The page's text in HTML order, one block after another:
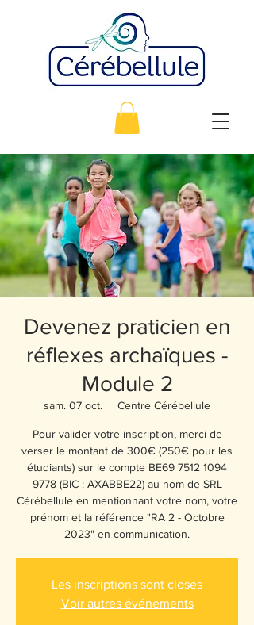
Devenez praticien en
réflexes archaïques -
Module 2
sam. 07 oct.
  |
Centre Cérébellule
Pour valider votre inscription, merci de
verser le montant de 300€ (250€ pour les
étudiants) sur le compte BE69 7512 1094
9778 (BIC : AXABBE22) au nom de SRL
Cérébellule en mentionnant votre nom, votre
prénom et la référence "RA 2 - Octobre
2023" en communication.
Les inscriptions sont closes
Voir autres événements